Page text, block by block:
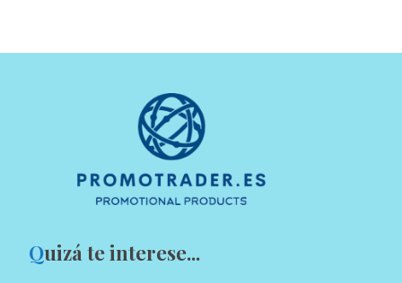
Quizá te interese...